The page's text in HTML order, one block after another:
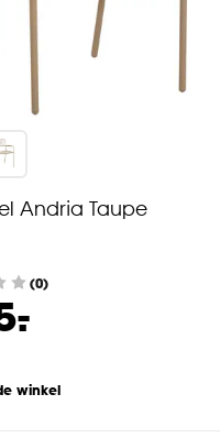
Andria Taupe
(0)
-
winkel